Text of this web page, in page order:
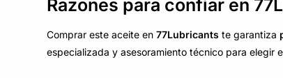
Razones para confiar en
Comprar este aceite en77Lubricants te garantiza
especializada y asesoramiento técnico para elegir